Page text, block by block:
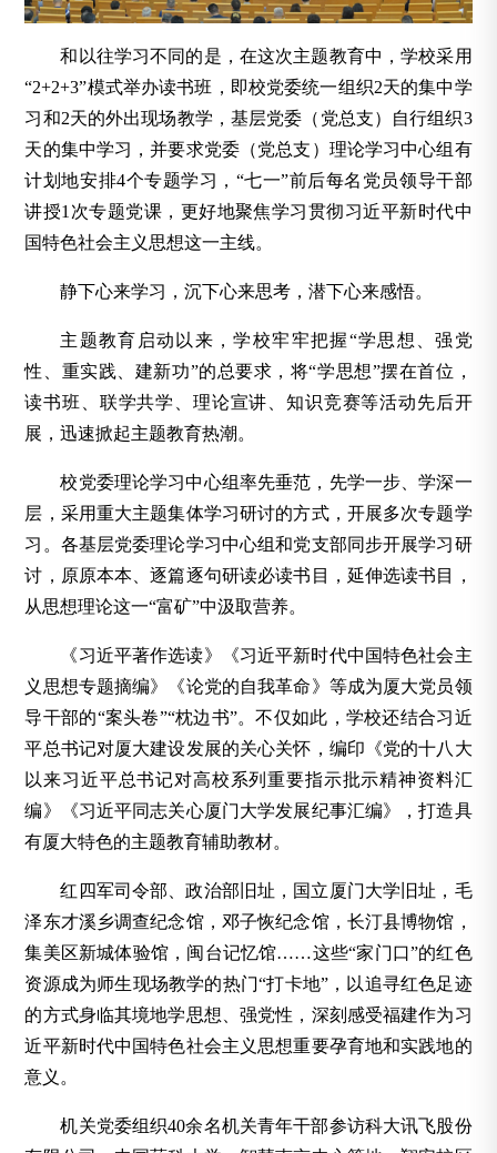
和以往学习不同的是，在这次主题教育中，学校采用
“2+2+3”模式举办读书班，即校党委统一组织2天的集中学
习和2天的外出现场教学，基层党委（党总支）自行组织3
天的集中学习，并要求党委（党总支）理论学习中心组有
计划地安排4个专题学习，“七一”前后每名党员领导干部
讲授1次专题党课，更好地聚焦学习贯彻习近平新时代中
国特色社会主义思想这一主线。
静下心来学习，沉下心来思考，潜下心来感悟。
主题教育启动以来，学校牢牢把握“学思想、强党
性、重实践、建新功”的总要求，将“学思想”摆在首位，
读书班、联学共学、理论宣讲、知识竞赛等活动先后开
展，迅速掀起主题教育热潮。
校党委理论学习中心组率先垂范，先学一步、学深一
层，采用重大主题集体学习研讨的方式，开展多次专题学
习。各基层党委理论学习中心组和党支部同步开展学习研
讨，原原本本、逐篇逐句研读必读书目，延伸选读书目，
从思想理论这一“富矿”中汲取营养。
《习近平著作选读》《习近平新时代中国特色社会主
义思想专题摘编》《论党的自我革命》等成为厦大党员领
导干部的“案头卷”“枕边书”。不仅如此，学校还结合习近
平总书记对厦大建设发展的关心关怀，编印《党的十八大
以来习近平总书记对高校系列重要指示批示精神资料汇
编》《习近平同志关心厦门大学发展纪事汇编》，打造具
有厦大特色的主题教育辅助教材。
红四军司令部、政治部旧址，国立厦门大学旧址，毛
泽东才溪乡调查纪念馆，邓子恢纪念馆，长汀县博物馆，
集美区新城体验馆，闽台记忆馆……这些“家门口”的红色
资源成为师生现场教学的热门“打卡地”，以追寻红色足迹
的方式身临其境地学思想、强党性，深刻感受福建作为习
近平新时代中国特色社会主义思想重要孕育地和实践地的
意义。
机关党委组织40余名机关青年干部参访科大讯飞股份